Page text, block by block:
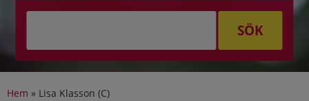
SÖK
Hem » Lisa Klasson (C)